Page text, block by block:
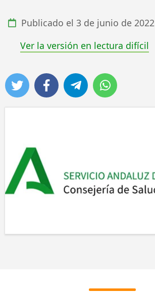
Publicado el 3 de junio de 2022
Ver la versión en lectura difícil